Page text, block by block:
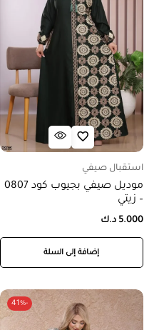
استقبال صيفي
موديل صيفي بجيوب كود 0807
– زيتي
5.000 د.ك
إضافة إلى السلة
-41%